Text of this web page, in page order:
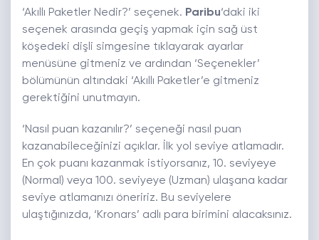
‘Akıllı Paketler Nedir?’ seçenek. Paribu‘daki iki
seçenek arasında geçiş yapmak için sağ üst
köşedeki dişli simgesine tıklayarak ayarlar
menüsüne gitmeniz ve ardından ‘Seçenekler’
bölümünün altındaki ‘Akıllı Paketler’e gitmeniz
gerektiğini unutmayın.
‘Nasıl puan kazanılır?’ seçeneği nasıl puan
kazanabileceğinizi açıklar. İlk yol seviye atlamadır.
En çok puanı kazanmak istiyorsanız, 10. seviyeye
(Normal) veya 100. seviyeye (Uzman) ulaşana kadar
seviye atlamanızı öneririz. Bu seviyelere
ulaştığınızda, ‘Kronars’ adlı para birimini alacaksınız.